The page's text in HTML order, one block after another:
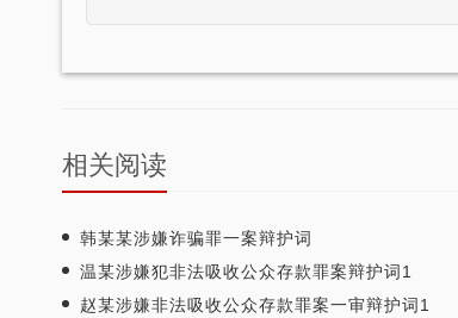
相关阅读
韩某某涉嫌诈骗罪一案辩护词
温某涉嫌犯非法吸收公众存款罪案辩护词1
赵某涉嫌非法吸收公众存款罪案一审辩护词1